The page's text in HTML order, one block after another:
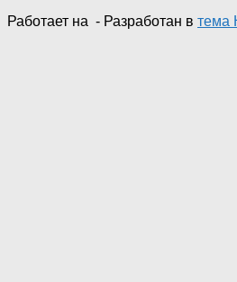
Работает на - Разработан в тема